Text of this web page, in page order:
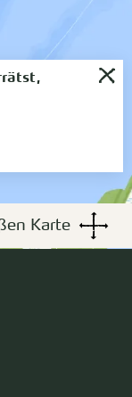
Karte